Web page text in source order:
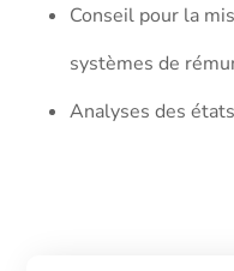
Conseil pour la
systèmes de
Analyses des